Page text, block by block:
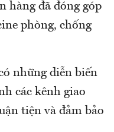
hàng đã đóng góp
phòng, chống
những diễn biến
các kênh giao
tiện và đảm bảo